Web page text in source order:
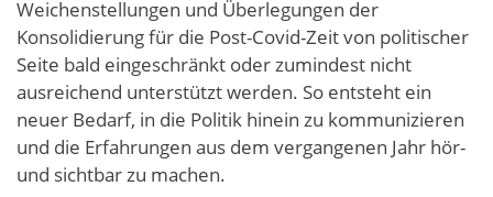
Weichenstellungen und Überlegungen der
Konsolidierung für die Post-Covid-Zeit von politischer
Seite bald eingeschränkt oder zumindest nicht
ausreichend unterstützt werden. So entsteht ein
neuer Bedarf, in die Politik hinein zu kommunizieren
und die Erfahrungen aus dem vergangenen Jahr hör-
und sichtbar zu machen.